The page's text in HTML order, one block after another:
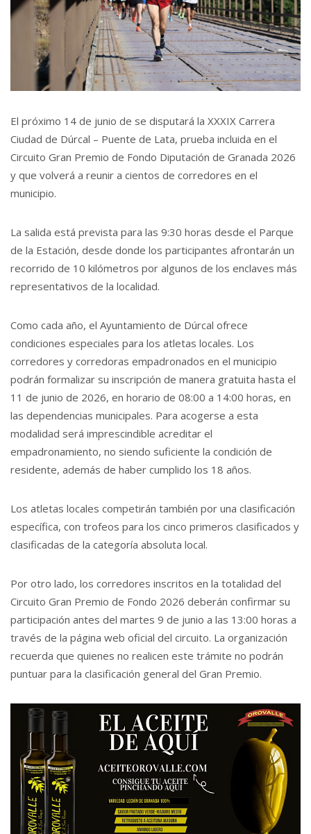
El próximo 14 de junio de se disputará la XXXIX Carrera
Ciudad de Dúrcal – Puente de Lata, prueba incluida en el
Circuito Gran Premio de Fondo Diputación de Granada 2026
y que volverá a reunir a cientos de corredores en el
municipio.
La salida está prevista para las 9:30 horas desde el Parque
de la Estación, desde donde los participantes afrontarán un
recorrido de 10 kilómetros por algunos de los enclaves más
representativos de la localidad.
Como cada año, el Ayuntamiento de Dúrcal ofrece
condiciones especiales para los atletas locales. Los
corredores y corredoras empadronados en el municipio
podrán formalizar su inscripción de manera gratuita hasta el
11 de junio de 2026, en horario de 08:00 a 14:00 horas, en
las dependencias municipales. Para acogerse a esta
modalidad será imprescindible acreditar el
empadronamiento, no siendo suficiente la condición de
residente, además de haber cumplido los 18 años.
Los atletas locales competirán también por una clasificación
específica, con trofeos para los cinco primeros clasificados y
clasificadas de la categoría absoluta local.
Por otro lado, los corredores inscritos en la totalidad del
Circuito Gran Premio de Fondo 2026 deberán confirmar su
participación antes del martes 9 de junio a las 13:00 horas a
través de la página web oficial del circuito. La organización
recuerda que quienes no realicen este trámite no podrán
puntuar para la clasificación general del Gran Premio.